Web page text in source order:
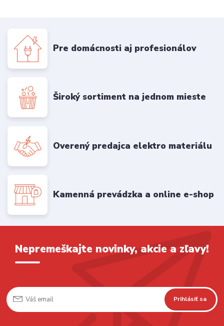
Pre domácnosti aj profesionálov
Široký sortiment na jednom mieste
Overený predajca elektro materiálu
Kamenná prevádzka a online e-shop
Nepremeškajte novinky, akcie a zľavy!
Prihlásiť sa